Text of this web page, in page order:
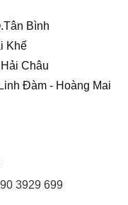
Bình
Khế
Châu
Đàm - Hoàng Mai
3929 699